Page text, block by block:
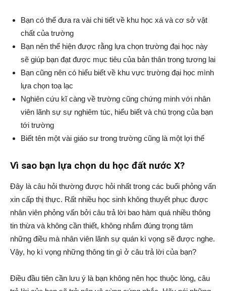
Bạn có thể đưa ra vài chi tiết về khu học xá và cơ sở vật
chất của trường
Bạn nên thể hiện được rằng lựa chọn trường đại học này
sẽ giúp bạn đạt được mục tiêu của bản thân trong tương lai
Bạn cũng nên có hiểu biết về khu vực trường đại học mình
lựa chọn toạ lạc
Nghiên cứu kĩ càng về trường cũng chứng minh với nhân
viên lãnh sự sự nghiêm túc, hiểu biết và chú trọng của bạn
tới trường
Biết tên một vài giáo sư trong trường cũng là một lợi thế
Vì sao bạn lựa chọn du học đất nước X?
Đây là câu hỏi thường được hỏi nhất trong các buổi phỏng vấn
xin cấp thị thực. Rất nhiều học sinh không thuyết phục được
nhân viên phỏng vấn bởi câu trả lời bao hàm quá nhiều thông
tin thừa và không cần thiết, không nhắm đúng trọng tâm
những điều mà nhân viên lãnh sự quán kì vọng sẽ được nghe.
Vậy, họ kì vọng những thông tin gì ở câu trả lời của bạn?
Điều đầu tiên cần lưu ý là bạn không nên học thuộc lòng, câu